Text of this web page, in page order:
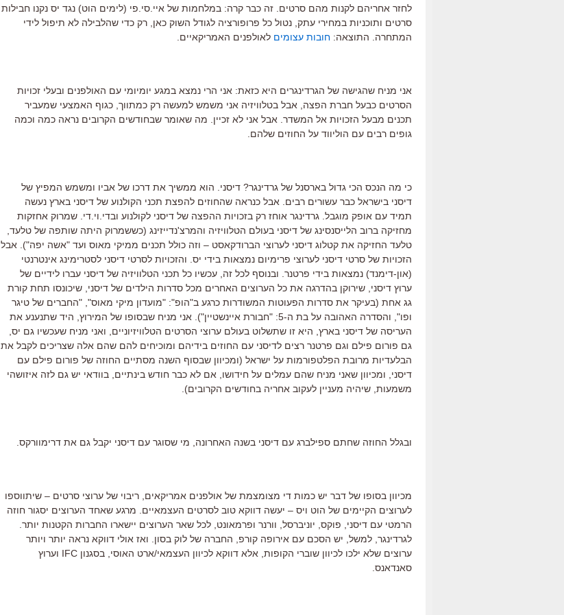
לחזר אחריהם לקנות מהם סרטים. זה כבר קרה: במלחמות של איי.סי.פי (לימים הוט) נגד יס נקנו חבילות
סרטים ותוכניות במחירי עתק, נטול כל פרופורציה לגודל השוק כאן, רק כדי שהלבילה לא תיפול לידי
המתחרה. התוצאה: חובות עצומים לאולפנים האמריקאיים.
אני מניח שהגישה של הגרדינגרים היא כזאת: אני הרי נמצא במגע יומיומי עם האולפנים ובעלי זכויות
הסרטים כבעל חברת הפצה, אבל בטלוויזיה אני משמש למעשה רק כמתווך, כגוף האמצעי שמעביר
תכנים מבעל הזכויות אל המשדר. אבל אני לא זכיין. מה שאומר שבחודשים הקרובים נראה כמה וכמה
גופים רבים עם הוליווד על החוזים שלהם.
כי מה הנכס הכי גדול בארסנל של גרדינגר? דיסני. הוא ממשיך את דרכו של אביו ומשמש המפיץ של
דיסני בישראל כבר עשורים רבים. אבל כנראה שהחוזים להפצת תכני הקולנוע של דיסני בארץ נעשה
תמיד עם אופק מוגבל. גרדינגר אוחז רק בזכויות ההפצה של דיסני לקולנוע ובדי.וי.די. שמרוק אחזקות
מחזיקה ברוב הלייסנסינג של דיסני בעולם הטלוויזיה והמרצ'נדייזינג (כששמרוק היתה שותפה של טלעד,
טלעד החזיקה את קטלוג דיסני לערוצי הברודקאסט – וזה כולל תכנים ממיקי מאוס ועד "אשה יפה"). אבל
הזכויות של סרטי דיסני לערוצי פרימיום נמצאות בידי יס. והזכויות לסרטי דיסני לסטרימינג אינטרנטי
(און-דימנד) נמצאות בידי פרטנר. ובנוסף לכל זה, עכשיו כל תכני הטלוויזיה של דיסני עברו לידיים של
ערוץ דיסני, שירוקן בהדרגה את כל הערוצים האחרים מכל סדרות הילדים של דיסני, שיכונסו תחת קורת
גג אחת (בעיקר את סדרות הפעוטות המשודרות כרגע ב"הופ": "מועדון מיקי מאוס", "החברים של טיגר
ופו", והסדרה האהובה על בת ה-5: "חבורת איינשטיין"). אני מניח שבסופו של המירוץ, היד שתנענע את
העריסה של דיסני בארץ, היא זו שתשלוט בעולם ערוצי הסרטים הטלוויזיוניים, ואני מניח שעכשיו גם יס,
גם פורום פילם וגם פרטנר רצים לדיסני עם החוזים בידיהם ומוכיחים להם שהם אלה שצריכים לקבל את
הבלעדיות מרובת הפלטפורמות על ישראל (ומכיוון שבסוף השנה מסתיים החוזה של פורום פילם עם
דיסני, ומכיוון שאני מניח שהם עמלים על חידושו, אם לא כבר חודש בינתיים, בוודאי יש גם לזה איזושהי
משמעות, שיהיה מעניין לעקוב אחריה בחודשים הקרובים).
ובגלל החוזה שחתם ספילברג עם דיסני בשנה האחרונה, מי שסוגר עם דיסני יקבל גם את דרימוורקס.
מכיוון בסופו של דבר יש כמות די מצומצמת של אולפנים אמריקאים, ריבוי של ערוצי סרטים – שיתווספו
לערוצים הקיימים של הוט ויס – יעשה דווקא טוב לסרטים העצמאיים. מרגע שאחד הערוצים יסגור חוזה
הרמטי עם דיסני, פוקס, יוניברסל, וורנר ופרמאונט, לכל שאר הערוצים יישארו החברות הקטנות יותר.
לגרדינגר, למשל, יש הסכם עם אירופה קורפ, החברה של לוק בסון. ואז אולי דווקא נראה יותר ויותר
ערוצים שלא ילכו לכיוון שוברי הקופות, אלא דווקא לכיוון העצמאי/ארט האוסי, בסגנון IFC וערוץ
סאנדאנס.